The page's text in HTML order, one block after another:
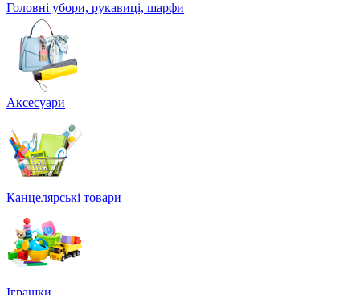
Головні убори, рукавиці, шарфи
Аксесуари
Канцелярські товари
Іграшки